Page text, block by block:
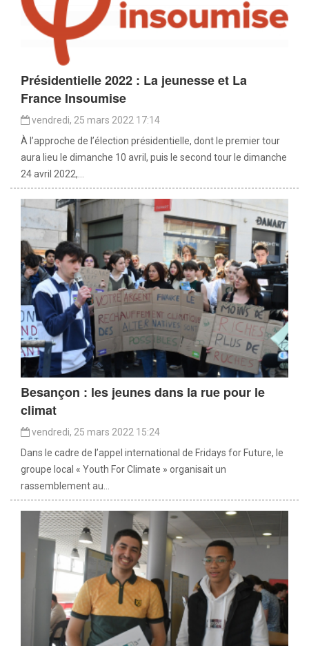
Présidentielle 2022 : La jeunesse et La
France Insoumise
vendredi, 25 mars 2022 17:14
À l’approche de l’élection présidentielle, dont le premier tour
aura lieu le dimanche 10 avril, puis le second tour le dimanche
24 avril 2022,...
Besançon : les jeunes dans la rue pour le
climat
vendredi, 25 mars 2022 15:24
Dans le cadre de l’appel international de Fridays for Future, le
groupe local « Youth For Climate » organisait un
rassemblement au...